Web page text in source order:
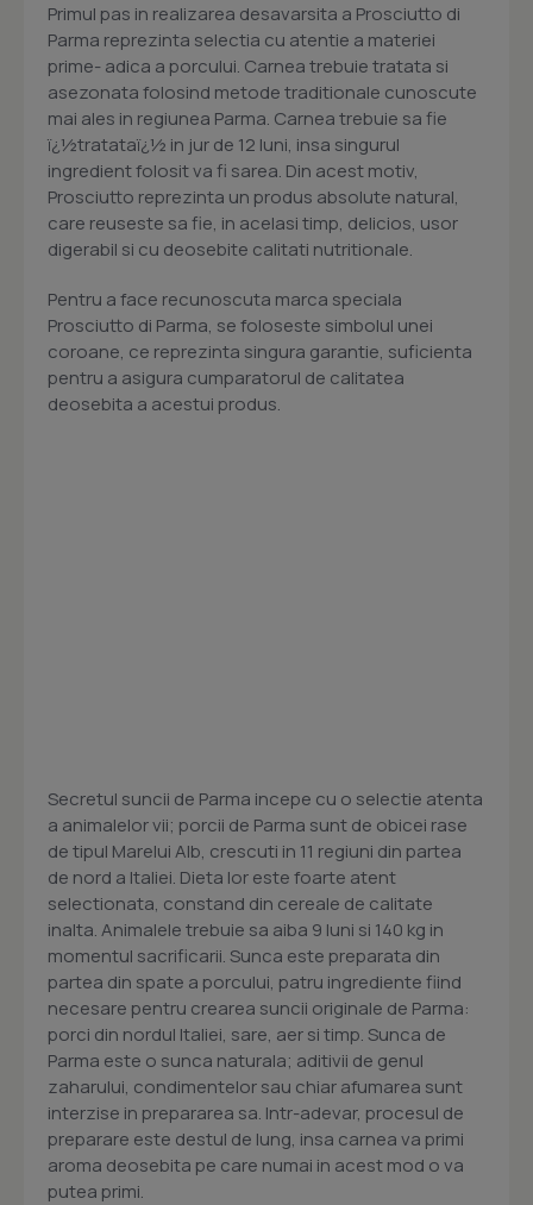
Primul pas in realizarea desavarsita a Prosciutto di
Parma reprezinta selectia cu atentie a materiei
prime- adica a porcului. Carnea trebuie tratata si
asezonata folosind metode traditionale cunoscute
mai ales in regiunea Parma. Carnea trebuie sa fie
ï¿½tratataï¿½ in jur de 12 luni, insa singurul
ingredient folosit va fi sarea. Din acest motiv,
Prosciutto reprezinta un produs absolute natural,
care reuseste sa fie, in acelasi timp, delicios, usor
digerabil si cu deosebite calitati nutritionale.
Pentru a face recunoscuta marca speciala
Prosciutto di Parma, se foloseste simbolul unei
coroane, ce reprezinta singura garantie, suficienta
pentru a asigura cumparatorul de calitatea
deosebita a acestui produs.
Secretul suncii de Parma incepe cu o selectie atenta
a animalelor vii; porcii de Parma sunt de obicei rase
de tipul Marelui Alb, crescuti in 11 regiuni din partea
de nord a Italiei. Dieta lor este foarte atent
selectionata, constand din cereale de calitate
inalta. Animalele trebuie sa aiba 9 luni si 140 kg in
momentul sacrificarii. Sunca este preparata din
partea din spate a porcului, patru ingrediente fiind
necesare pentru crearea suncii originale de Parma:
porci din nordul Italiei, sare, aer si timp. Sunca de
Parma este o sunca naturala; aditivii de genul
zaharului, condimentelor sau chiar afumarea sunt
interzise in prepararea sa. Intr-adevar, procesul de
preparare este destul de lung, insa carnea va primi
aroma deosebita pe care numai in acest mod o va
putea primi.